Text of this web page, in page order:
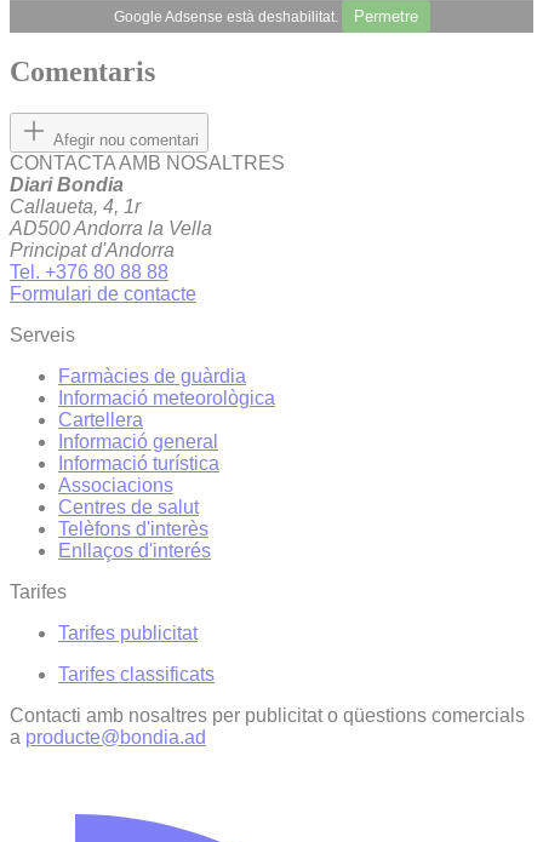
Google Adsense està deshabilitat. Permetre
Comentaris
Afegir nou comentari
CONTACTA AMB NOSALTRES
Diari Bondia
Callaueta, 4, 1r
AD500 Andorra la Vella
Principat d'Andorra
Tel. +376 80 88 88
Formulari de contacte
Serveis
Farmàcies de guàrdia
Informació meteorològica
Cartellera
Informació general
Informació turística
Associacions
Centres de salut
Telèfons d'interès
Enllaços d'interés
Tarifes
Tarifes publicitat
Tarifes classificats
Contacti amb nosaltres per publicitat o qüestions comercials
a producte@bondia.ad